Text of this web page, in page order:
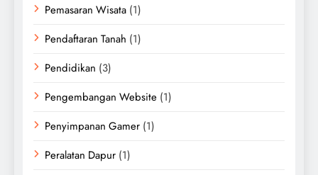
Pemasaran Wisata (1)
Pendaftaran Tanah (1)
Pendidikan (3)
Pengembangan Website (1)
Penyimpanan Gamer (1)
Peralatan Dapur (1)